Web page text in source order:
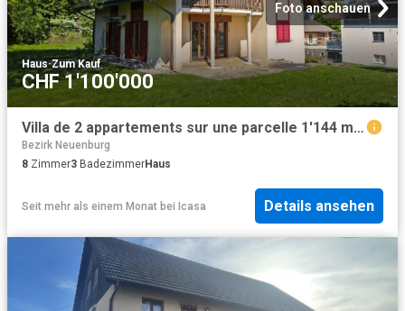
Foto anschauen
Haus·Zum Kauf
CHF 1'100'000
Villa de 2 appartements sur une parcelle 1'144 m² à Massonnens
Bezirk Neuenburg
8 Zimmer3 BadezimmerHaus
Seit mehr als einem Monat bei Icasa Details ansehen